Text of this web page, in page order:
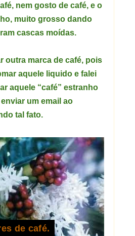
nem gosto de café, e o
muito grosso dando
cascas moídas.
outra marca de café, pois
aquele liquido e falei
aquele “café” estranho
um email ao
tal fato.
de café.